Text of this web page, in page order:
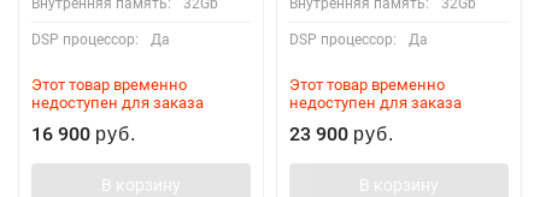
Внутренняя память: 32Gb
DSP процессор: Да
Этот товар временно
недоступен для заказа
16 900 руб.
В корзину
Внутренняя память: 32Gb
DSP процессор: Да
Этот товар временно
недоступен для заказа
23 900 руб.
В корзину